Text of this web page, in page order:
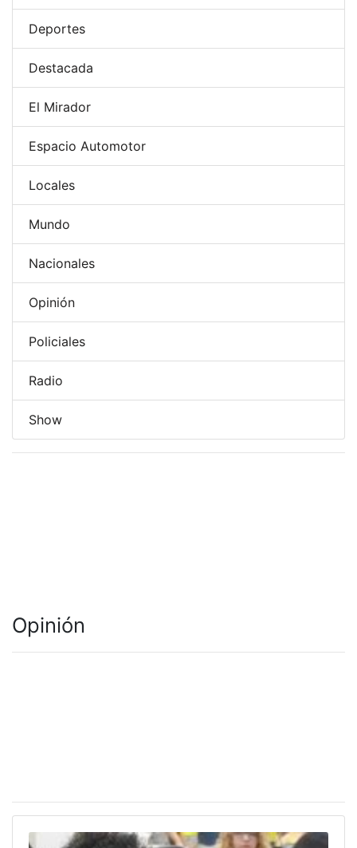
Deportes
Destacada
El Mirador
Espacio Automotor
Locales
Mundo
Nacionales
Opinión
Policiales
Radio
Show
Opinión